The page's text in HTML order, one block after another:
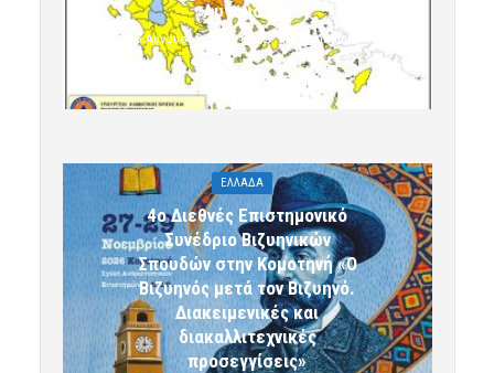
Αυγούστου
5 Αυγούστου 2026 09:32 komotini24
ΕΛΛΑΔΑ
4ο Διεθνές Επιστημονικό
Συνέδριο Βιζυηνικών
Σπουδών στην Κομοτηνή «Ο
Βιζυηνός μετά τον Βιζυηνό.
Διακειμενικές και
διακαλλιτεχνικές
προσεγγίσεις»